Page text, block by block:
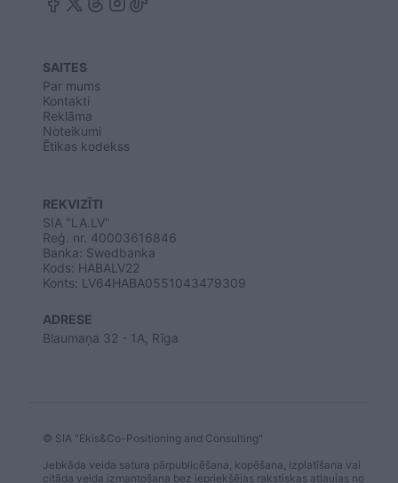
SAITES
Par mums
Kontakti
Reklāma
Noteikumi
Ētikas kodekss
REKVIZĪTI
SIA "LA.LV"
Reģ. nr. 40003616846
Banka: Swedbanka
Kods: HABALV22
Konts: LV64HABA0551043479309
ADRESE
Blaumaņa 32 - 1A, Rīga
© SIA "Ekis&Co-Positioning and Consulting"
Jebkāda veida satura pārpublicēšana, kopēšana, izplatīšana vai
citāda veida izmantošana bez iepriekšējas rakstiskas atļaujas no